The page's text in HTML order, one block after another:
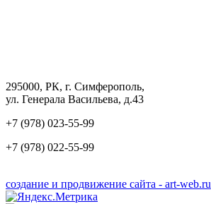
295000, РК, г. Симферополь,
ул. Генерала Васильева, д.43
+7 (978) 023-55-99
+7 (978) 022-55-99
создание и продвижение сайта - art-web.ru